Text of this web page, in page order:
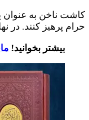
کاشت ناخن به عنوان
حرام پرهیز کنند. در
بیشتر بخوانید!